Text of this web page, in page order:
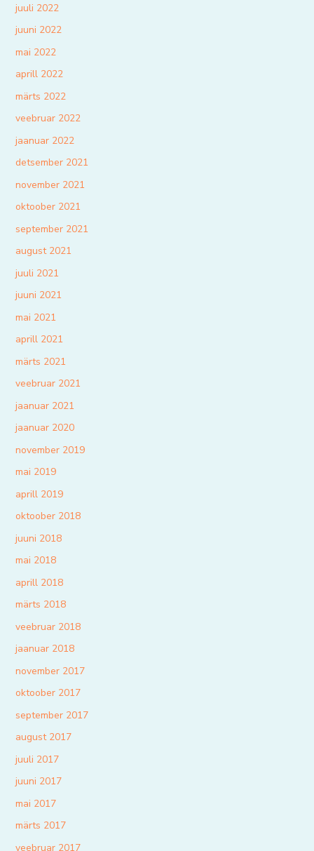
juuli 2022
juuni 2022
mai 2022
aprill 2022
märts 2022
veebruar 2022
jaanuar 2022
detsember 2021
november 2021
oktoober 2021
september 2021
august 2021
juuli 2021
juuni 2021
mai 2021
aprill 2021
märts 2021
veebruar 2021
jaanuar 2021
jaanuar 2020
november 2019
mai 2019
aprill 2019
oktoober 2018
juuni 2018
mai 2018
aprill 2018
märts 2018
veebruar 2018
jaanuar 2018
november 2017
oktoober 2017
september 2017
august 2017
juuli 2017
juuni 2017
mai 2017
märts 2017
veebruar 2017